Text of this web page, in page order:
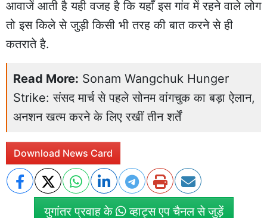
आवाजें आती है यही वजह है कि यहाँ इस गांव में रहने वाले लोग
तो इस किले से जुड़ी किसी भी तरह की बात करने से ही
कतराते है.
Read More: Sonam Wangchuk Hunger
Strike: संसद मार्च से पहले सोनम वांगचुक का बड़ा ऐलान,
अनशन खत्म करने के लिए रखीं तीन शर्तें
Download News Card
युगांतर प्रवाह के व्हाट्स एप चैनल से जुड़ें